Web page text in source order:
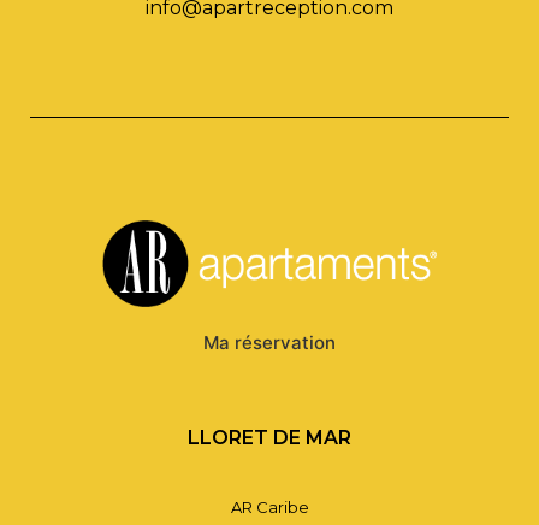
info@apartreception.com
Ma réservation
LLORET DE MAR
AR Caribe